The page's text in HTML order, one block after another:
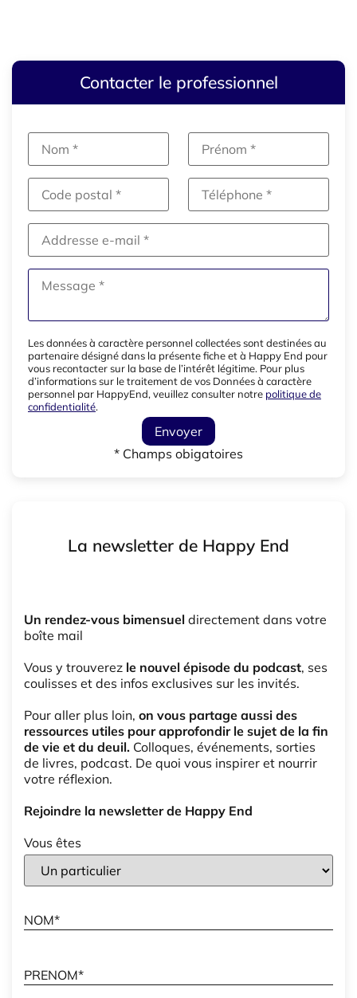
Contacter le professionnel
Les données à caractère personnel collectées sont destinées au
partenaire désigné dans la présente fiche et à Happy End pour
vous recontacter sur la base de l’intérêt légitime. Pour plus
d’informations sur le traitement de vos Données à caractère
personnel par HappyEnd, veuillez consulter notre politique de
confidentialité.
Envoyer
* Champs obigatoires
La newsletter de Happy End
Un rendez-vous bimensuel directement dans votre
boîte mail
Vous y trouverez le nouvel épisode du podcast, ses
coulisses et des infos exclusives sur les invités.
Pour aller plus loin, on vous partage aussi des
ressources utiles pour approfondir le sujet de la fin
de vie et du deuil. Colloques, événements, sorties
de livres, podcast. De quoi vous inspirer et nourrir
votre réflexion.
Rejoindre la newsletter de Happy End
Vous êtes